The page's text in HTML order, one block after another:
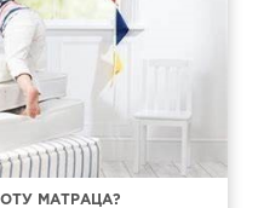
МАТРАЦА?